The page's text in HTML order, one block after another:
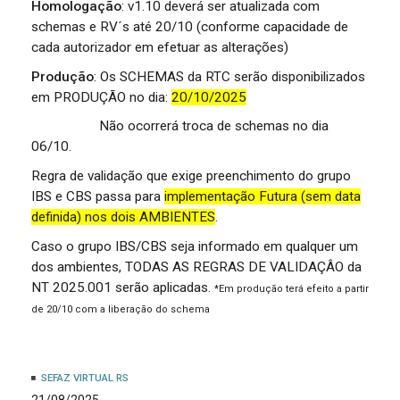
Homologação: v1.10 deverá ser atualizada com
schemas e RV´s até 20/10 (conforme capacidade de
cada autorizador em efetuar as alterações)
Produção: Os SCHEMAS da RTC serão disponibilizados
em PRODUÇÃO no dia: 20/10/2025
Não ocorrerá troca de schemas no dia
06/10.
Regra de validação que exige preenchimento do grupo
IBS e CBS passa para implementação Futura (sem data
definida) nos dois AMBIENTES.
Caso o grupo IBS/CBS seja informado em qualquer um
dos ambientes, TODAS AS REGRAS DE VALIDAÇÂO da
NT 2025.001 serão aplicadas. *Em produção terá efeito a partir
de 20/10 com a liberação do schema
SEFAZ VIRTUAL RS